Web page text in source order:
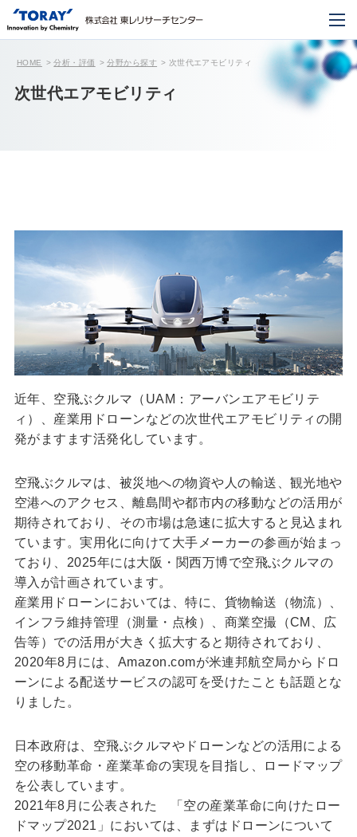
HOME 分析・評価 分野から探す 次世代エアモビリティ
次世代エアモビリティ
近年、空飛ぶクルマ（UAM：アーバンエアモビリテ
ィ）、産業用ドローンなどの次世代エアモビリティの開
発がますます活発化しています。
空飛ぶクルマは、被災地への物資や人の輸送、観光地や
空港へのアクセス、離島間や都市内の移動などの活用が
期待されており、その市場は急速に拡大すると見込まれ
ています。実用化に向けて大手メーカーの参画が始まっ
ており、2025年には大阪・関西万博で空飛ぶクルマの
導入が計画されています。
産業用ドローンにおいては、特に、貨物輸送（物流）、
インフラ維持管理（測量・点検）、商業空撮（CM、広
告等）での活用が大きく拡大すると期待されており、
2020年8月には、Amazon.comが米連邦航空局からドロ
ーンによる配送サービスの認可を受けたことも話題とな
りました。
日本政府は、空飛ぶクルマやドローンなどの活用による
空の移動革命・産業革命の実現を目指し、ロードマップ
を公表しています。
2021年8月に公表された 「空の産業革命に向けたロー
ドマップ2021」においては、まずはドローンについて